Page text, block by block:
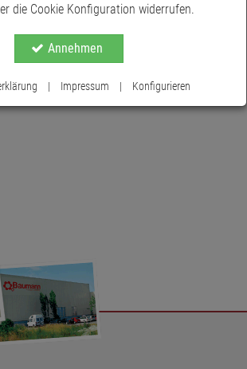
die Cookie Konfiguration widerrufen.
Annehmen
| Impressum | Konfigurieren